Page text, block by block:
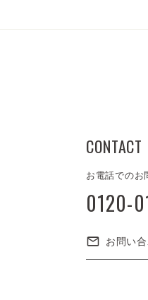
CONTACT
お電話でのお
0120-
お問い